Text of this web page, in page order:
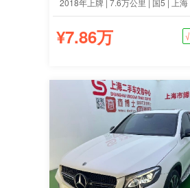
¥7.86万 √